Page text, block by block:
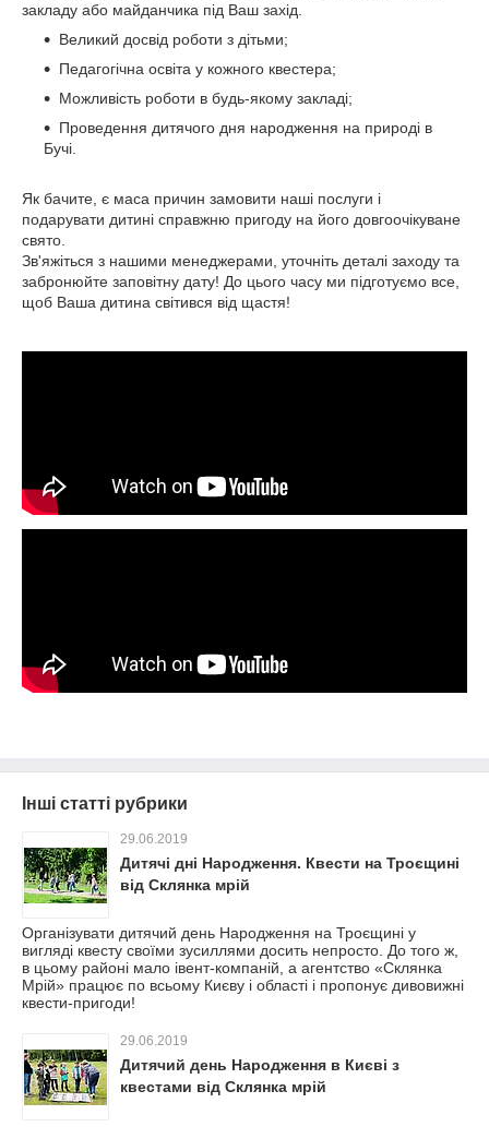
закладу або майданчика під Ваш захід.
Великий досвід роботи з дітьми;
Педагогічна освіта у кожного квестера;
Можливість роботи в будь-якому закладі;
Проведення дитячого дня народження на природі в
Бучі.
Як бачите, є маса причин замовити наші послуги і
подарувати дитині справжню пригоду на його довгоочікуване
свято.
Зв'яжіться з нашими менеджерами, уточніть деталі заходу та
забронюйте заповітну дату! До цього часу ми підготуємо все,
щоб Ваша дитина світився від щастя!
Інші статті рубрики
29.06.2019
Дитячі дні Народження. Квести на Троєщині
від Склянка мрій
Організувати дитячий день Народження на Троєщині у
вигляді квесту своїми зусиллями досить непросто. До того ж,
в цьому районі мало івент-компаній, а агентство «Склянка
Мрій» працює по всьому Києву і області і пропонує дивовижні
квести-пригоди!
29.06.2019
Дитячий день Народження в Києві з
квестами від Склянка мрій